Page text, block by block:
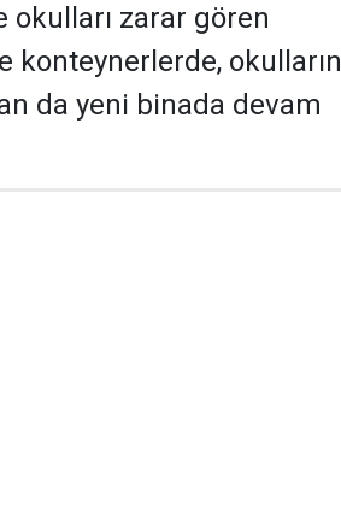
zarar gören
konteynerlerde, okulların
da yeni binada devam